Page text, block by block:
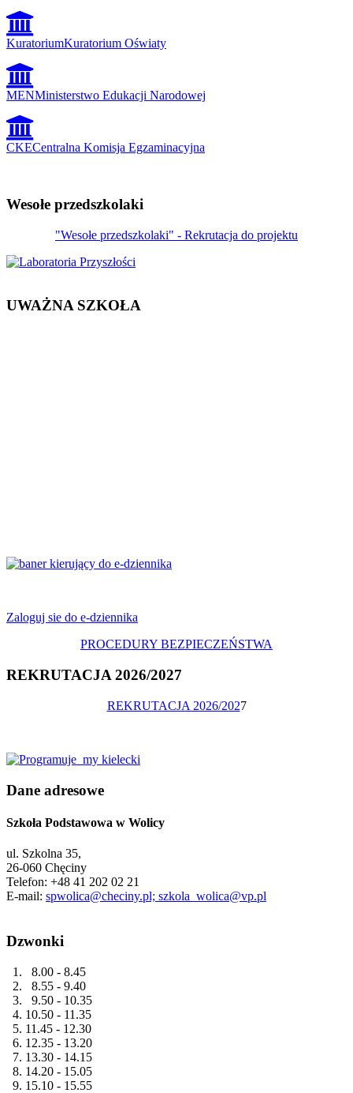
KuratoriumKuratorium Oświaty
MENMinisterstwo Edukacji Narodowej
CKECentralna Komisja Egzaminacyjna
Wesołe przedszkolaki
"Wesołe przedszkolaki" - Rekrutacja do projektu
UWAŻNA SZKOŁA
Zaloguj sie do e-dziennika
PROCEDURY BEZPIECZEŃSTWA
REKRUTACJA 2026/2027
REKRUTACJA 2026/2027
Dane adresowe
Szkoła Podstawowa w Wolicy
ul. Szkolna 35,
26-060 Chęciny
Telefon: +48 41 202 02 21
E-mail: spwolica@checiny.pl; szkola_wolica@vp.pl
Dzwonki
1. 8.00 - 8.45
2. 8.55 - 9.40
3. 9.50 - 10.35
4. 10.50 - 11.35
5. 11.45 - 12.30
6. 12.35 - 13.20
7. 13.30 - 14.15
8. 14.20 - 15.05
9. 15.10 - 15.55